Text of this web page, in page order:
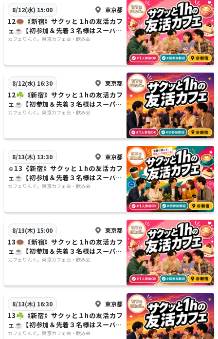
8/12(水) 15:00 東京都
12🍩《新宿》サクッと１hの友活カフ
ェ☕️【初参加＆先着３名様はスーパー
割引】素敵な1日は素敵な出会いから
カフェりんぐ。東京カフェ会・飲み会
8/12(水) 16:30 東京都
12☘️《新宿》サクッと１hの友活カフ
ェ☕️【初参加＆先着３名様はスーパー
割引】素敵な1日は素敵な出会いから
カフェりんぐ。東京カフェ会・飲み会
8/13(木) 13:30 東京都
☺️13《新宿》サクッと１hの友活カフ
ェ☕️【初参加＆先着３名様はスーパー
割引】素敵な1日は素敵な出会いから
カフェりんぐ。東京カフェ会・飲み会
8/13(木) 15:00 東京都
13🍩《新宿》サクッと１hの友活カフ
ェ☕️【初参加＆先着３名様はスーパー
割引】素敵な1日は素敵な出会いから
カフェりんぐ。東京カフェ会・飲み会
8/13(木) 16:30 東京都
13☘️《新宿》サクッと１hの友活カフ
ェ☕️【初参加＆先着３名様はスーパー
割引】素敵な1日は素敵な出会いから
カフェりんぐ。東京カフェ会・飲み会